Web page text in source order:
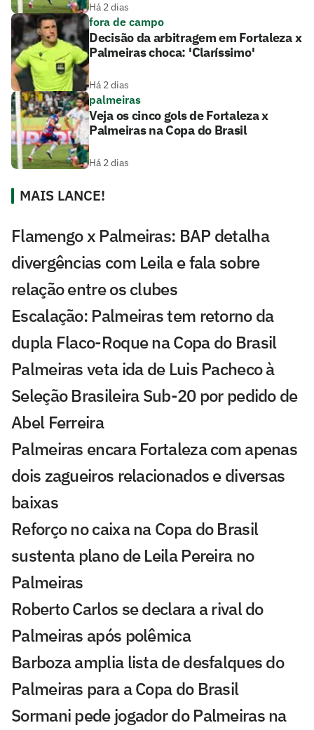
Há 2 dias
fora de campo
Decisão da arbitragem em Fortaleza x
Palmeiras choca: 'Claríssimo'
Há 2 dias
palmeiras
Veja os cinco gols de Fortaleza x
Palmeiras na Copa do Brasil
Há 2 dias
MAIS LANCE!
Flamengo x Palmeiras: BAP detalha
divergências com Leila e fala sobre
relação entre os clubes
Escalação: Palmeiras tem retorno da
dupla Flaco-Roque na Copa do Brasil
Palmeiras veta ida de Luis Pacheco à
Seleção Brasileira Sub-20 por pedido de
Abel Ferreira
Palmeiras encara Fortaleza com apenas
dois zagueiros relacionados e diversas
baixas
Reforço no caixa na Copa do Brasil
sustenta plano de Leila Pereira no
Palmeiras
Roberto Carlos se declara a rival do
Palmeiras após polêmica
Barboza amplia lista de desfalques do
Palmeiras para a Copa do Brasil
Sormani pede jogador do Palmeiras na